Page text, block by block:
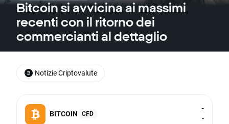
Bitcoin si avvicina ai massimi
recenti con il ritorno dei
commercianti al dettaglio
BITCOIN CFD
-
-
Notizie Criptovalute